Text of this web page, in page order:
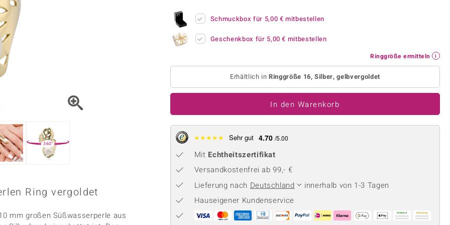
♦ Silberanhänger
Spektrolith
Turmalin
Gelb
360°
Schmuckbox für 5,00 € mitbestellen
Geschenkbox für 5,00 € mitbestellen
Ringgröße ermitteln
Erhältlich inRinggröße 16, Silber, gelbvergoldet
In den Warenkorb
★★★★★ Sehr gut 4.70 /5.00
Mit Echtheitszertifikat
Versandkostenfrei ab 99,- €
Lieferung nach Deutschland
innerhalb von 1-3 Tagen
Hauseigener Kundenservice
Ring vergoldet
mm großen Süßwasserperle aus